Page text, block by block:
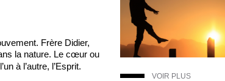
Frère Didier,
la nature. Le cœur ou
à l’autre, l’Esprit.
VOIR PLUS